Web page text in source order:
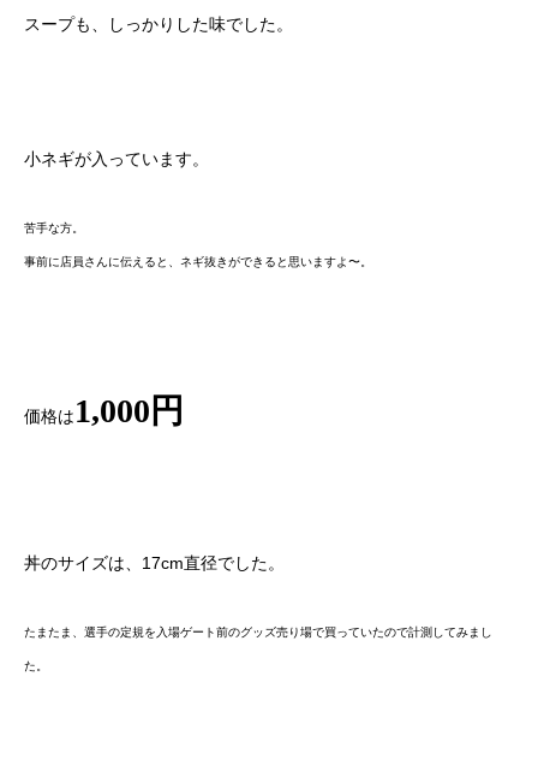
スープも、しっかりした味でした。
小ネギが入っています。
苦手な方。
事前に店員さんに伝えると、ネギ抜きができると思いますよ〜。
価格は1,000円
丼のサイズは、17cm直径でした。
たまたま、選手の定規を入場ゲート前のグッズ売り場で買っていたので計測してみまし
た。